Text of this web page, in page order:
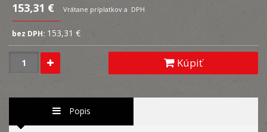
153,31 € Vrátane príplatkov a DPH
bez DPH: 153,31 €
Kúpiť
Popis